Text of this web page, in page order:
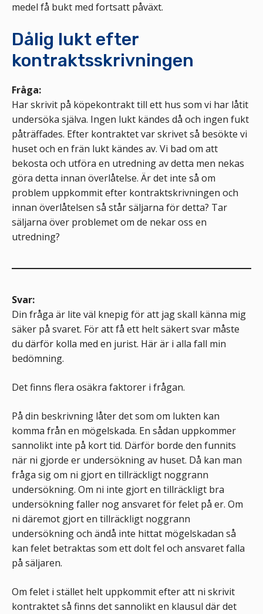
medel få bukt med fortsatt påväxt.
Dålig lukt efter
kontraktsskrivningen
Fråga:
Har skrivit på köpekontrakt till ett hus som vi har låtit
undersöka själva. Ingen lukt kändes då och ingen fukt
påträffades. Efter kontraktet var skrivet så besökte vi
huset och en frän lukt kändes av. Vi bad om att
bekosta och utföra en utredning av detta men nekas
göra detta innan överlåtelse. Är det inte så om
problem uppkommit efter kontraktskrivningen och
innan överlåtelsen så står säljarna för detta? Tar
säljarna över problemet om de nekar oss en
utredning?
Svar:
Din fråga är lite väl knepig för att jag skall känna mig
säker på svaret. För att få ett helt säkert svar måste
du därför kolla med en jurist. Här är i alla fall min
bedömning.
Det finns flera osäkra faktorer i frågan.
På din beskrivning låter det som om lukten kan
komma från en mögelskada. En sådan uppkommer
sannolikt inte på kort tid. Därför borde den funnits
när ni gjorde er undersökning av huset. Då kan man
fråga sig om ni gjort en tillräckligt noggrann
undersökning. Om ni inte gjort en tillräckligt bra
undersökning faller nog ansvaret för felet på er. Om
ni däremot gjort en tillräckligt noggrann
undersökning och ändå inte hittat mögelskadan så
kan felet betraktas som ett dolt fel och ansvaret falla
på säljaren.
Om felet i stället helt uppkommit efter att ni skrivit
kontraktet så finns det sannolikt en klausul där det